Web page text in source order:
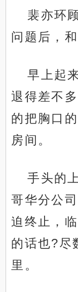
裴亦环
问题后，
早上起
退得差不
的把胸口
房间。
手头的
哥华分公
迫终止，
的话也?尽
里。